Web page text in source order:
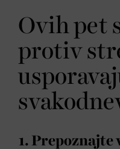
Ovih pet
protiv
1. Prepoznajte